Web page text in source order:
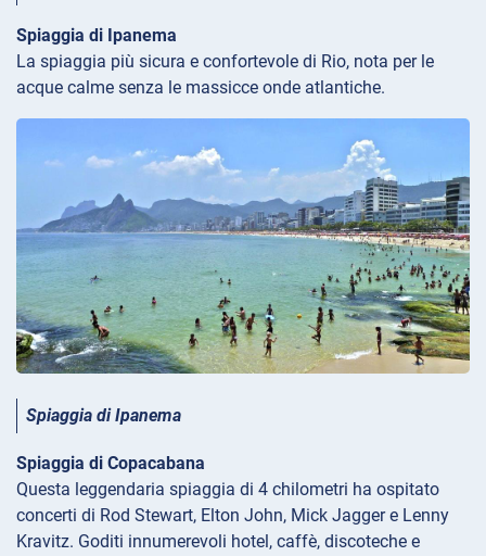
Spiaggia di Ipanema
La spiaggia più sicura e confortevole di Rio, nota per le
acque calme senza le massicce onde atlantiche.
Spiaggia di Ipanema
Spiaggia di Copacabana
Questa leggendaria spiaggia di 4 chilometri ha ospitato
concerti di Rod Stewart, Elton John, Mick Jagger e Lenny
Kravitz. Goditi innumerevoli hotel, caffè, discoteche e